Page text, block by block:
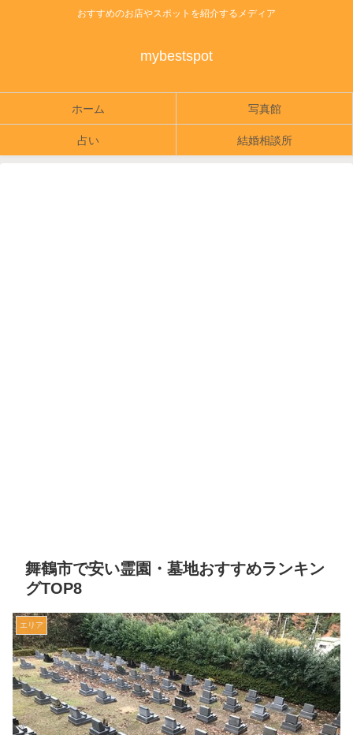
おすすめのお店やスポットを紹介するメディア
mybestspot
ホーム 写真館
占い 結婚相談所
舞鶴市で安い霊園・墓地おすすめランキン
グTOP8
エリア